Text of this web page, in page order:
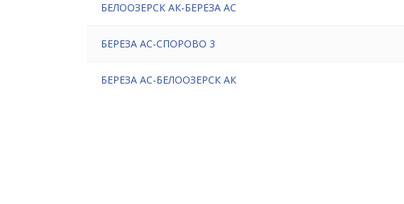
БЕЛООЗЕРСК АК-БЕРЕЗА АС
БЕРЕЗА АС-СПОРОВО 3
БЕРЕЗА АС-БЕЛООЗЕРСК АК